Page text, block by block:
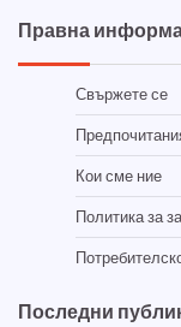
Правна
Свържете се
Кои сме ние
Политика за
Последни